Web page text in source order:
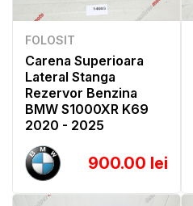
FOLOSIT
Carena Superioara
Lateral Stanga
Rezervor Benzina
BMW S1000XR K69
2020 - 2025
900.00 lei